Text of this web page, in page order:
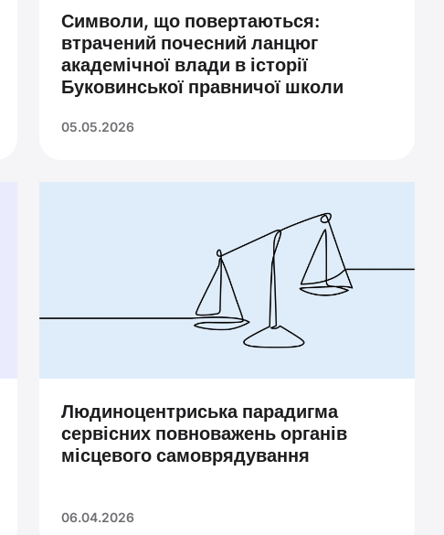
Символи, що повертаються:
втрачений почесний ланцюг
академічної влади в історії
Буковинської правничої школи
05.05.2026
Людиноцентриська парадигма
сервісних повноважень органів
місцевого самоврядування
06.04.2026